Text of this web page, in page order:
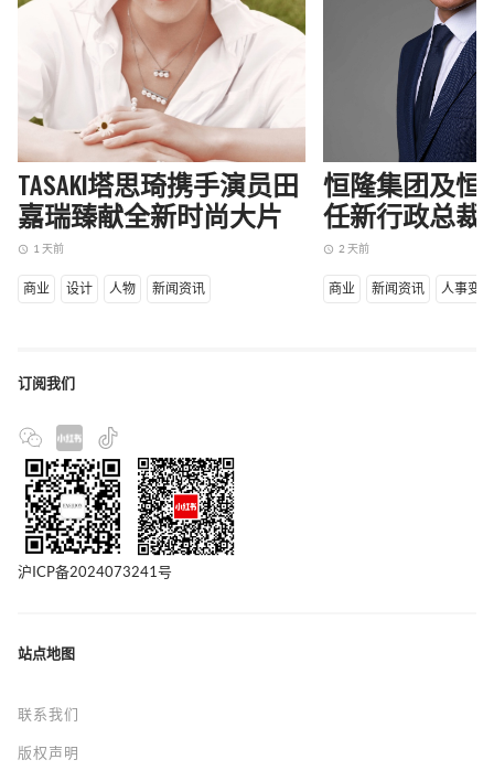
TASAKI塔思琦携手演员田
嘉瑞臻献全新时尚大片
access_time 1 天前
商业 设计 人物 新闻资讯
恒隆集团及恒
任新行政总裁
access_time 2 天前
商业 新闻资讯 人事变动
订阅我们
沪ICP备2024073241号
站点地图
联系我们
版权声明